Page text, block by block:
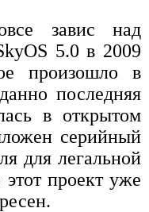
завис над
5.0 в 2009
произошло в
последняя
в открытом
серийный
для легальной
проект уже